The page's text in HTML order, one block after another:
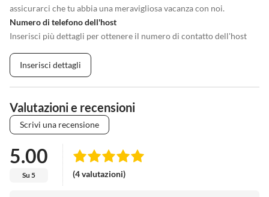
assicurarci che tu abbia una meravigliosa vacanza con noi.
Numero di telefono dell'host
Inserisci più dettagli per ottenere il numero di contatto dell'host
Inserisci dettagli
Valutazioni e recensioni
Scrivi una recensione
5.00
Su 5 (4 valutazioni)